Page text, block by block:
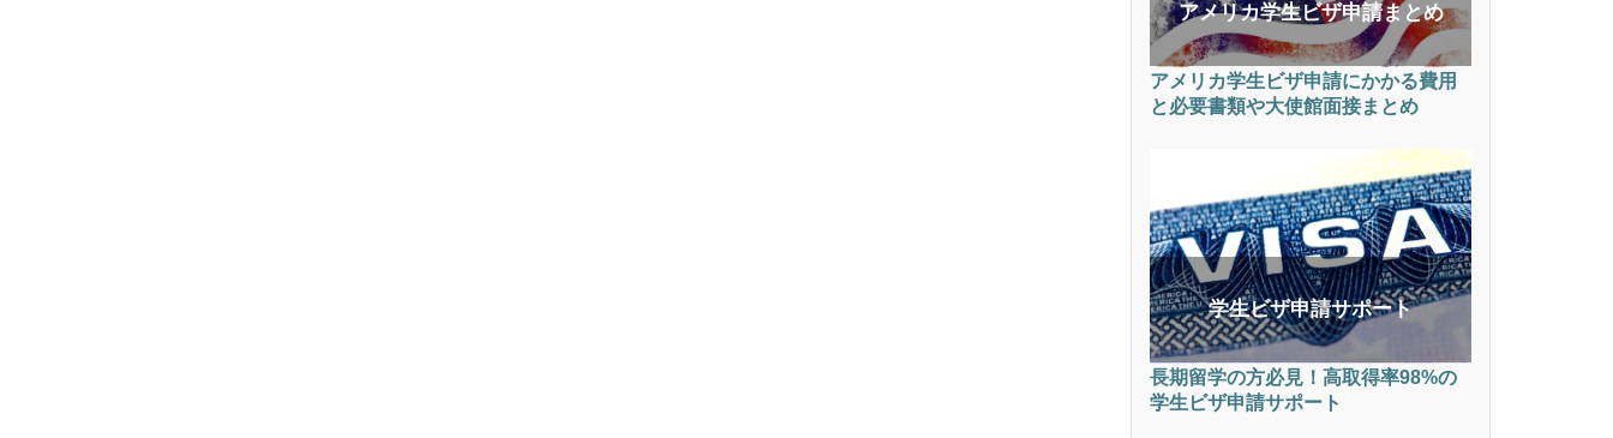
アメリカ学生ビザ申請まとめ
アメリカ学生ビザ申請にかかる費用
と必要書類や大使館面接まとめ
学生ビザ申請サポート
長期留学の方必見！高取得率98%の
学生ビザ申請サポート